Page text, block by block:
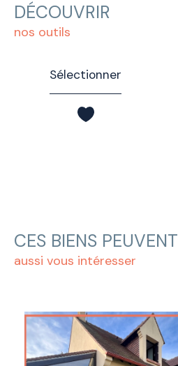
DÉCOUVRIR
nos outils
Sélectionner
CES BIENS PEUVENT
aussi vous intéresser